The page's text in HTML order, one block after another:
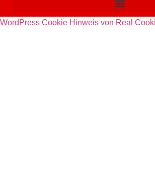
WordPress Cookie Hinweis von Real